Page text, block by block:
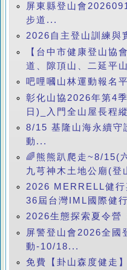
屏東縣登山會
步道...
2026自主登山訓練與
【台中市健康登山
道、隙頂山、二延平
吧哩嘓山林運動報名
彰化山協2026年第4
日)_入門全山屋長程
8/15 基隆山海永續守
動...
🌈熊熊趴爬走~8/15(
九芎神木土地公廟(登
2026 MERRELL健
36屆台灣IML國際健
2026生態探索夏令營
屏警登山會2026全國
動-10/18...
免費【卦山森度健走